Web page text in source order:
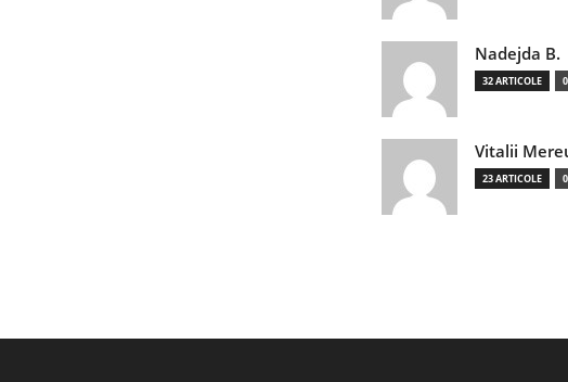
Nadejda B.
32 ARTICOLE
Vitalii
23 ARTICOLE